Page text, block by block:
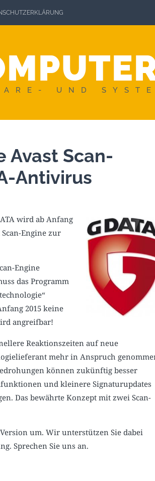
UND
Avast Scan-
Antivirus
wird ab Anfang
Engine zur
Engine
das Programm
2015 keine
angreifbar!
Reaktionszeiten auf neue
mehr in Anspruch
können zukünftig besser
und kleinere Signaturupdates
Das bewährte Konzept mit zwei Scan-
um. Wir unterstützen Sie dabei
Sprechen Sie uns an.